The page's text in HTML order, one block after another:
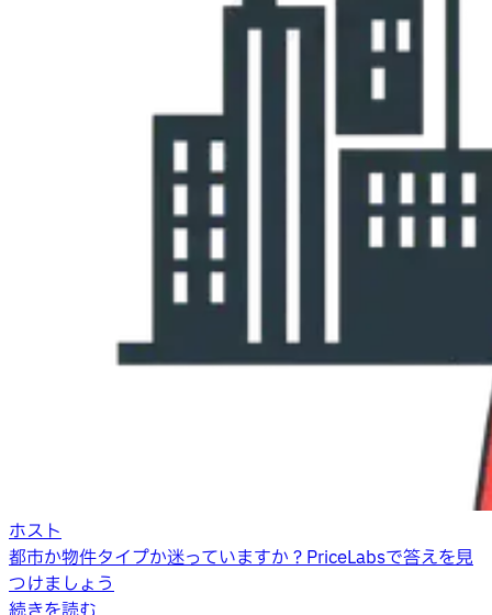
ホスト
都市か物件タイプか迷っていますか？PriceLabsで答えを見
つけましょう